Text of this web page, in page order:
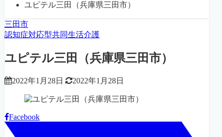
ユピテル三田（兵庫県三田市）
三田市
認知症対応型共同生活介護
ユピテル三田（兵庫県三田市）
2022年1月28日 2022年1月28日
Facebook